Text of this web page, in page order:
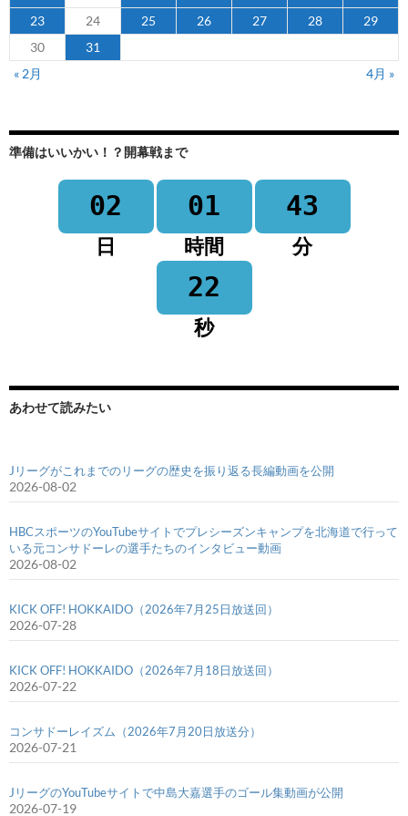
23
24 25 26 27 28
29
30
31
« 2月
4月 »
準備はいいかい！？開幕戦まで
02
日
01
時間
43
分
22
秒
あわせて読みたい
Jリーグがこれまでのリーグの歴史を振り返る長編動画を公開
2026-08-02
HBCスポーツのYouTubeサイトでプレシーズンキャンプを北海道で行って
いる元コンサドーレの選手たちのインタビュー動画
2026-08-02
KICK OFF! HOKKAIDO（2026年7月25日放送回）
2026-07-28
KICK OFF! HOKKAIDO（2026年7月18日放送回）
2026-07-22
コンサドーレイズム（2026年7月20日放送分）
2026-07-21
JリーグのYouTubeサイトで中島大嘉選手のゴール集動画が公開
2026-07-19